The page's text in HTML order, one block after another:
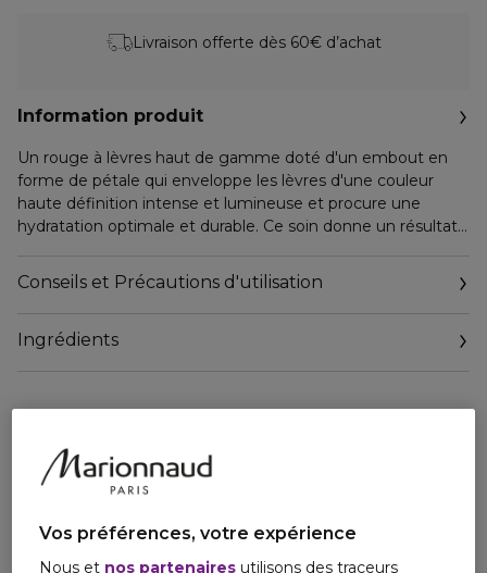
Livraison offerte dès 60€ d’achat
Information produit
Un rouge à lèvres haut de gamme doté d'un embout en
forme de pétale qui enveloppe les lèvres d'une couleur
haute définition intense et lumineuse et procure une
hydratation optimale et durable. Ce soin donne un résultat
lèvres lisses, pulpeuses et rayonnantes de santé.
Conditionné dans un étui laqué, parfaitement adapté pour
Conseils et Précautions d'utilisation
Ingrédients
Vos préférences, votre expérience
Nous et nos partenaires utilisons des traceurs